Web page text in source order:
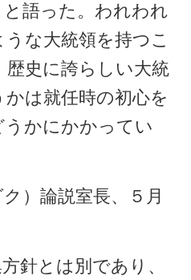
語った。われわれ
な大統領を持つこ
史に誇らしい大統
は就任時の初心を
かにかかってい
）論説室長、５月
針とは別であり、